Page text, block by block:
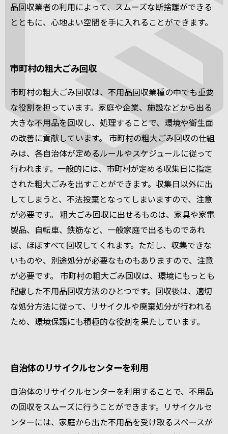
品回収業者の利用によって、スムーズな断捨離ができる
とともに、心地よい空間を手に入れることができます。
市町村の粗大ごみ回収
市町村の粗大ごみ回収は、不用品回収業種の中でも重要
な役割を担っています。家庭や企業、施設などから出る
大きな不用品を回収し、処理することで、環境や衛生面
の改善に貢献しています。 市町村の粗大ごみ回収の仕組
みは、各自治体が定めるルールやスケジュールに従って
行われます。一般的には、市町村が定める収集日に指定
された粗大ごみを出すことができます。収集日以外に出
してしまうと、不法投棄となってしまいますので、注意
が必要です。 粗大ごみ回収に出せるものは、家具や家電
製品、自転車、鉄筋など、一般家庭で出るものであれ
ば、ほぼすべて回収してくれます。ただし、収集できな
いものや、別途処分が必要なものもありますので、注意
が必要です。 市町村の粗大ごみ回収は、環境にもっとも
配慮した不用品回収方法のひとつです。回収後は、適切
な処分方法に従って、リサイクルや廃棄処分が行われる
ため、環境保護にも積極的な役割を果たしています。
自治体のリサイクルセンターを利用
自治体のリサイクルセンターを利用することで、不用品
の回収をスムーズに行うことができます。リサイクルセ
ンターには、家庭から出た不用品を受け取るスペースが